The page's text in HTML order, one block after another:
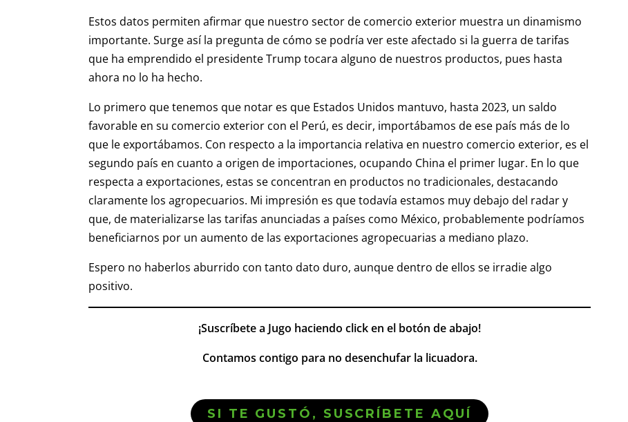
Estos datos permiten afirmar que nuestro sector de comercio exterior muestra un dinamismo
importante. Surge así la pregunta de cómo se podría ver este afectado si la guerra de tarifas
que ha emprendido el presidente Trump tocara alguno de nuestros productos, pues hasta
ahora no lo ha hecho.
Lo primero que tenemos que notar es que Estados Unidos mantuvo, hasta 2023, un saldo
favorable en su comercio exterior con el Perú, es decir, importábamos de ese país más de lo
que le exportábamos. Con respecto a la importancia relativa en nuestro comercio exterior, es el
segundo país en cuanto a origen de importaciones, ocupando China el primer lugar. En lo que
respecta a exportaciones, estas se concentran en productos no tradicionales, destacando
claramente los agropecuarios. Mi impresión es que todavía estamos muy debajo del radar y
que, de materializarse las tarifas anunciadas a países como México, probablemente podríamos
beneficiarnos por un aumento de las exportaciones agropecuarias a mediano plazo.
Espero no haberlos aburrido con tanto dato duro, aunque dentro de ellos se irradie algo
positivo.
¡Suscríbete a Jugo haciendo click en el botón de abajo!
Contamos contigo para no desenchufar la licuadora.
SI TE GUSTÓ, SUSCRÍBETE AQUÍ